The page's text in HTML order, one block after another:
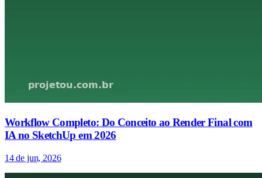
Workflow Completo: Do Conceito ao Render Final com
IA no SketchUp em 2026
14 de jun, 2026